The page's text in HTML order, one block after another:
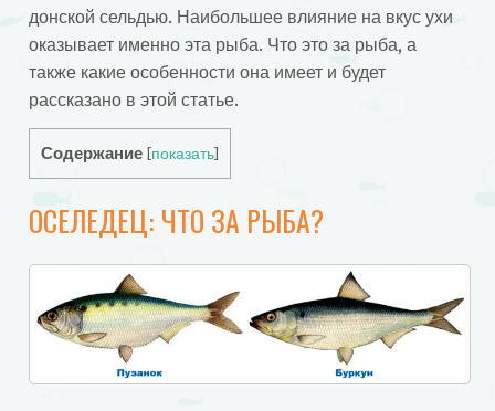
донской сельдью. Наибольшее влияние на вкус ухи
оказывает именно эта рыба. Что это за рыба, а
также какие особенности она имеет и будет
рассказано в этой статье.
Содержание [показать]
ОСЕЛЕДЕЦ: ЧТО ЗА РЫБА?